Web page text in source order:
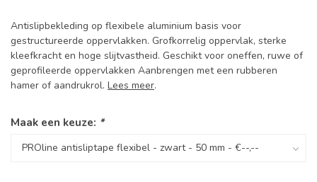
Antislipbekleding op flexibele aluminium basis voor
gestructureerde oppervlakken. Grofkorrelig oppervlak, sterke
kleefkracht en hoge slijtvastheid. Geschikt voor oneffen, ruwe of
geprofileerde oppervlakken Aanbrengen met een rubberen
hamer of aandrukrol. Lees meer.
Maak een keuze: *